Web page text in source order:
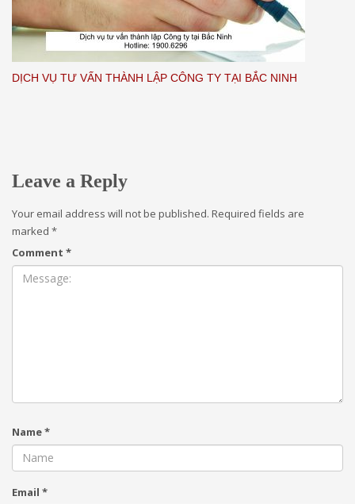
DỊCH VỤ TƯ VẤN THÀNH LẬP CÔNG TY TẠI BẮC NINH
Leave a Reply
Your email address will not be published. Required fields are
marked *
Comment *
Name*
Email *